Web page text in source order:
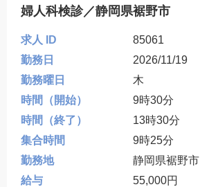
婦人科検診／静岡県裾野市
求人 ID
85061
勤務日
2026/11/19
勤務曜日
木
時間（開始）
9時30分
時間（終了）
13時30分
集合時間
9時25分
勤務地
静岡県裾野市
給与
55,000円